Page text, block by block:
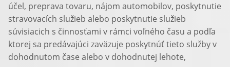
účel, preprava tovaru, nájom automobilov, poskytnutie
stravovacích služieb alebo poskytnutie služieb
súvisiacich s činnosťami v rámci voľného času a podľa
ktorej sa predávajúci zaväzuje poskytnúť tieto služby v
dohodnutom čase alebo v dohodnutej lehote,